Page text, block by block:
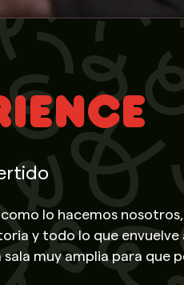
lo hacemos
y todo lo que
muy amplia para que
del territorio de